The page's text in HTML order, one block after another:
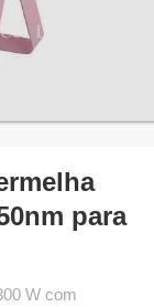
para
W com